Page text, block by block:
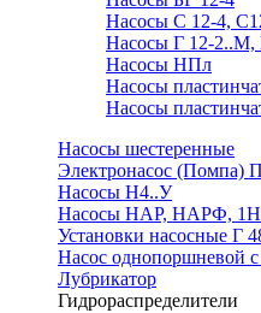
Насосы С 12-4,
Насосы Г 12-
Насосы НПл
Насосы
Насосы
Насосы шестеренные
Электронасос (Помпа)
Насосы Н4..У
Насосы НАР, НАРФ,
Установки насосные Г
Насос однопоршневой
Лубрикатор
Гидрораспределители